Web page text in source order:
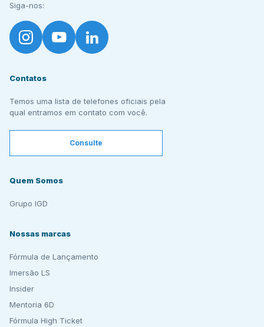
Siga-nos:
Contatos
Temos uma lista de telefones oficiais pela
qual entramos em contato com você.
Consulte
Quem Somos
Grupo IGD
Nossas marcas
Fórmula de Lançamento
Imersão LS
Insider
Mentoria 6D
Fórmula High Ticket